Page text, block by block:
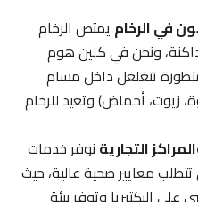
الرخاميمتص الرخام
ونحن في كلين هوم
تتغلغل داخل مسام
أحماض) وتعيد للرخام
التجاريةنوفر خدمات
معايير صحية عالية، حيث
وتوفر بيئة